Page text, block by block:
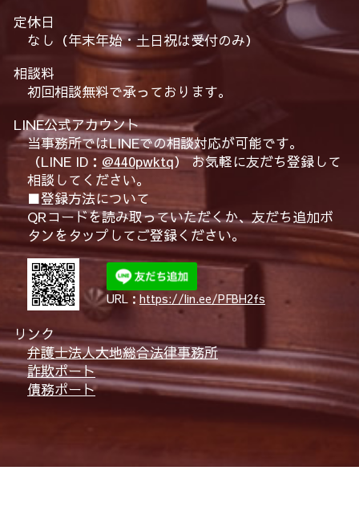
定休日
なし（年末年始・土日祝は受付のみ）
相談料
初回相談無料で承っております。
LINE公式アカウント
当事務所ではLINEでの相談対応が可能です。
（LINE ID： @440pwktq） お気軽に友だち登録して
相談してください。
■登録方法について
QRコードを読み取っていただくか、友だち追加ボ
タンをタップしてご登録ください。
URL： https://lin.ee/PFBH2fs
リンク
弁護士法人大地総合法律事務所
詐欺ポート
債務ポート